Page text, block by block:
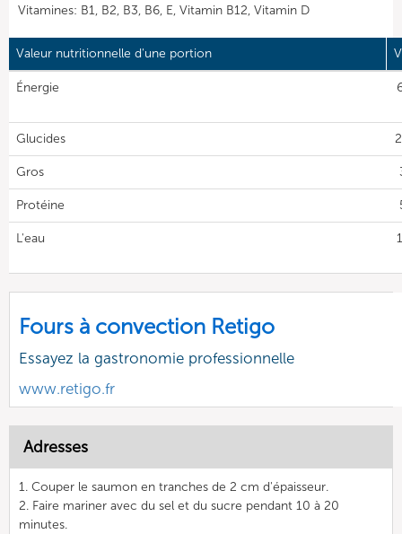
Vitamines: B1, B2, B3, B6, E, Vitamin B12, Vitamin D
Valeur nutritionnelle d'une portion
Énergie
Glucides
Gros
Protéine
L'eau
Fours à convection Retigo
Essayez la gastronomie professionnelle
www.retigo.fr
Adresses
1. Couper le saumon en tranches de 2 cm d'épaisseur.
2. Faire mariner avec du sel et du sucre pendant 10 à 20
minutes.